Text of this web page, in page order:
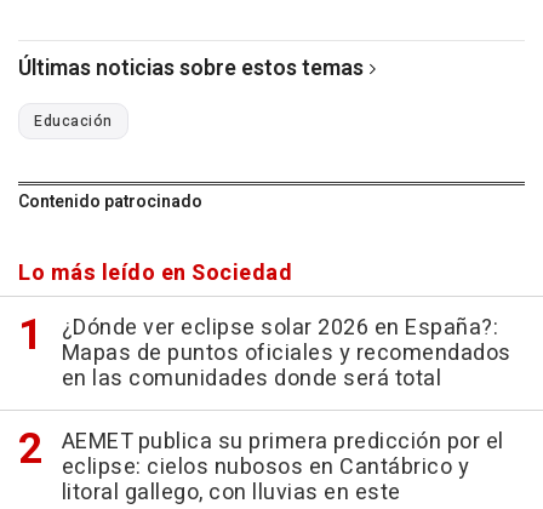
Últimas noticias sobre estos temas
Educación
Contenido patrocinado
Lo más leído en Sociedad
¿Dónde ver eclipse solar 2026 en España?:
Mapas de puntos oficiales y recomendados
en las comunidades donde será total
AEMET publica su primera predicción por el
eclipse: cielos nubosos en Cantábrico y
litoral gallego, con lluvias en este